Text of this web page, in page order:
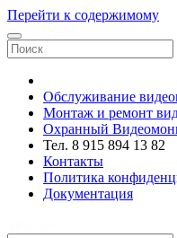
Перейти к содержимому
Обслуживание
Монтаж и ремонт
Охранный
Тел. 8 915 894 13 82
Контакты
Политика
Документация